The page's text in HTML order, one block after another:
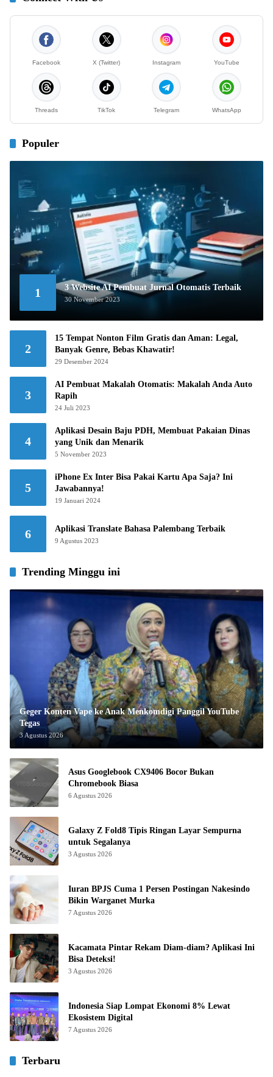
Facebook X (Twitter) Instagram YouTube
Threads TikTok Telegram WhatsApp
Populer
1 3 Website AI Pembuat Jurnal Otomatis Terbaik
30 November 2023
2
15 Tempat Nonton Film Gratis dan Aman: Legal,
Banyak Genre, Bebas Khawatir!
29 Desember 2024
3
AI Pembuat Makalah Otomatis: Makalah Anda Auto
Rapih
24 Juli 2023
4
Aplikasi Desain Baju PDH, Membuat Pakaian Dinas
yang Unik dan Menarik
5 November 2023
5
iPhone Ex Inter Bisa Pakai Kartu Apa Saja? Ini
Jawabannya!
19 Januari 2024
6 Aplikasi Translate Bahasa Palembang Terbaik
9 Agustus 2023
Trending Minggu ini
Geger Konten Vape ke Anak Menkomdigi Panggil YouTube
Tegas
3 Agustus 2026
Asus Googlebook CX9406 Bocor Bukan
Chromebook Biasa
6 Agustus 2026
Galaxy Z Fold8 Tipis Ringan Layar Sempurna
untuk Segalanya
3 Agustus 2026
Iuran BPJS Cuma 1 Persen Postingan Nakesindo
Bikin Warganet Murka
7 Agustus 2026
Kacamata Pintar Rekam Diam-diam? Aplikasi Ini
Bisa Deteksi!
3 Agustus 2026
Indonesia Siap Lompat Ekonomi 8% Lewat
Ekosistem Digital
7 Agustus 2026
Terbaru